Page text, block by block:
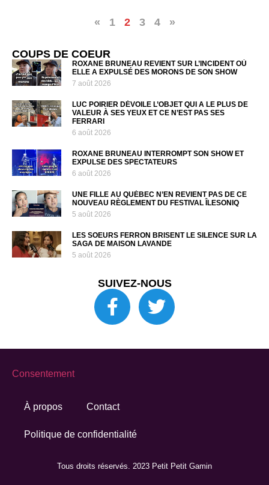
« 1 2 3 4 »
COUPS DE COEUR
ROXANE BRUNEAU REVIENT SUR L’INCIDENT OÙ
ELLE A EXPULSÉ DES MORONS DE SON SHOW
7 août 2026
LUC POIRIER DÉVOILE L’OBJET QUI A LE PLUS DE
VALEUR À SES YEUX ET CE N’EST PAS SES
FERRARI
6 août 2026
ROXANE BRUNEAU INTERROMPT SON SHOW ET
EXPULSE DES SPECTATEURS
6 août 2026
UNE FILLE AU QUÉBEC N’EN REVIENT PAS DE CE
NOUVEAU RÈGLEMENT DU FESTIVAL ÎLESONIQ
5 août 2026
LES SOEURS FERRON BRISENT LE SILENCE SUR LA
SAGA DE MAISON LAVANDE
5 août 2026
SUIVEZ-NOUS
Tous droits réservés. 2023 Petit Petit Gamin
À propos Contact
Politique de confidentialité
Consentement